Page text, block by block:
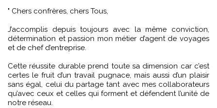
" Chers confrères, chers Tous,
J’accomplis depuis toujours avec la même conviction,
détermination et passion mon métier d’agent de voyages
et de chef d’entreprise.
Cette réussite durable prend toute sa dimension car c’est
certes le fruit d’un travail pugnace, mais aussi d’un plaisir
sans égal, celui du partage tant avec mes collaborateurs
qu’avec ceux et celles qui forment et défendent l’unité de
notre réseau.